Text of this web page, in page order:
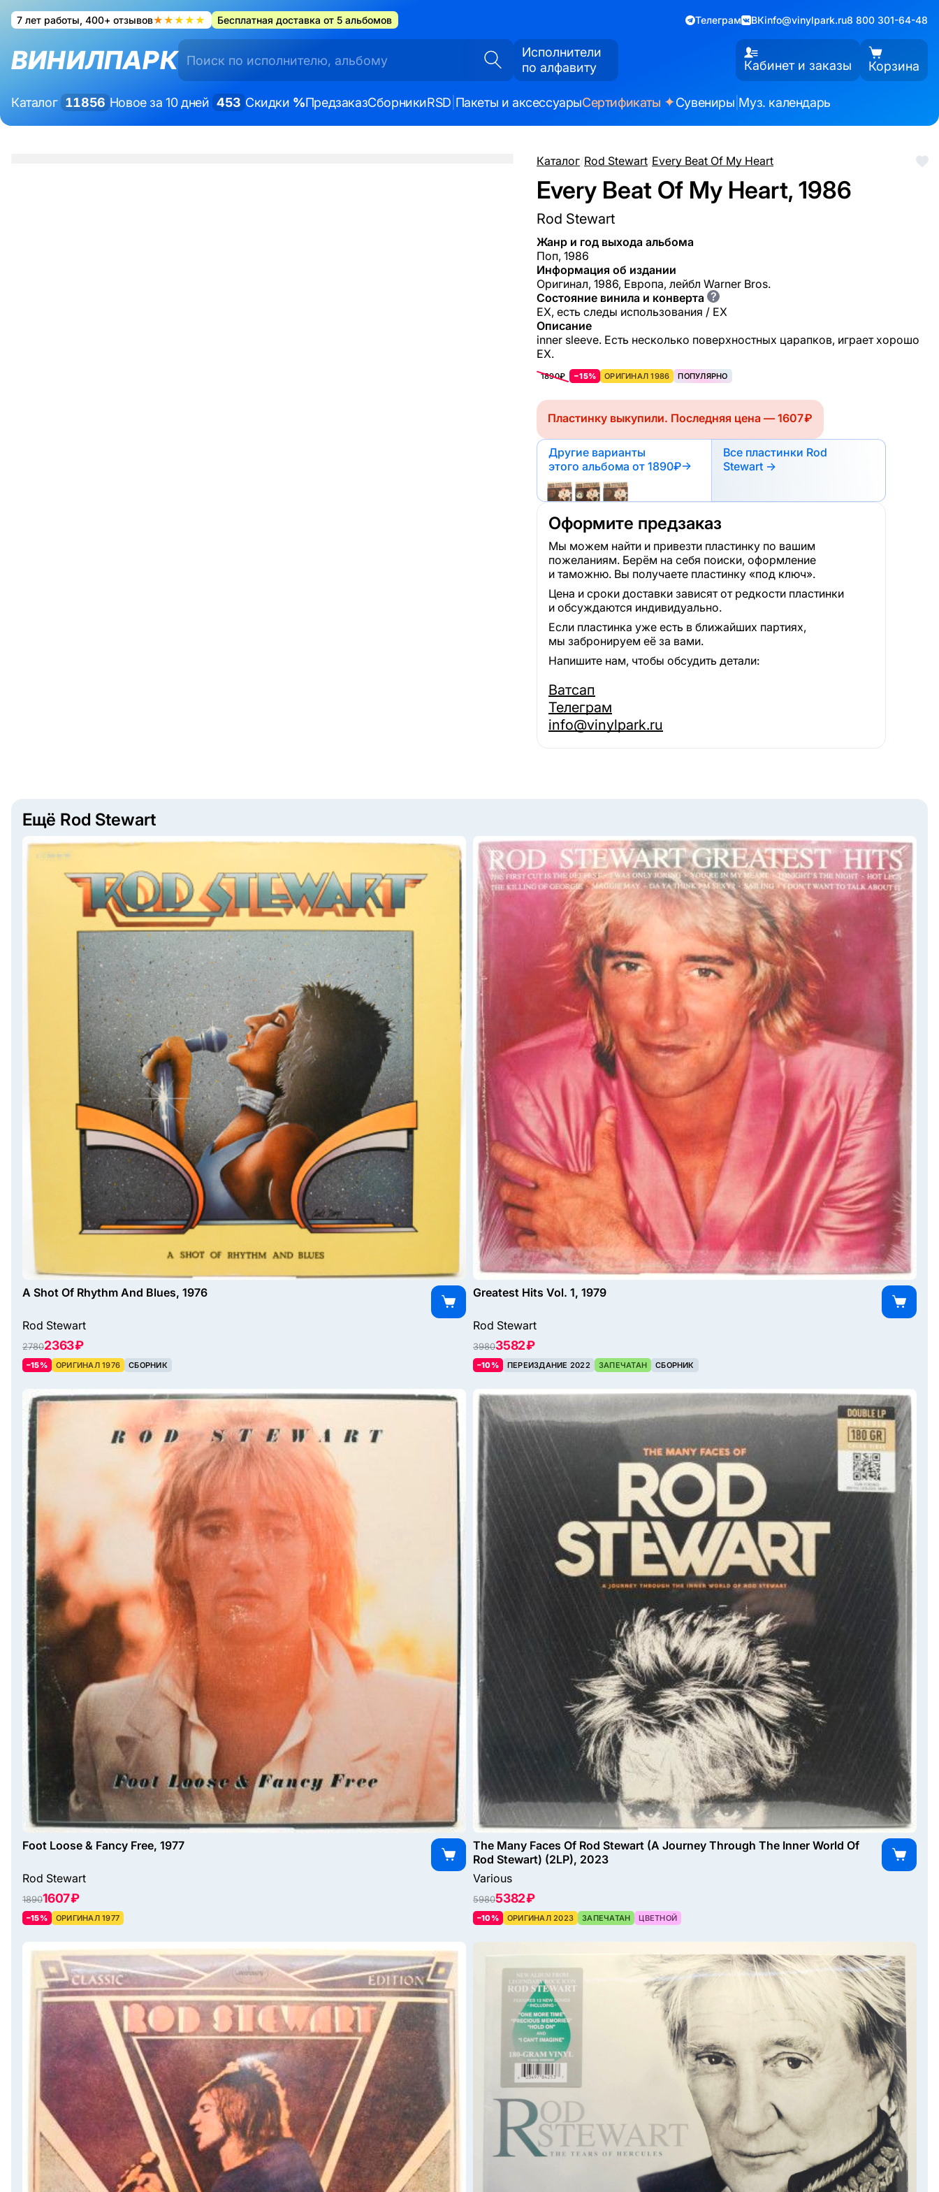
7 лет работы, 400+ отзывов★★★★★ Бесплатная доставка от 5 альбомов Телеграм ВКinfo@vinylpark.ru8 800 301-64-48
ВИНИЛПАРК
Исполнители
по алфавиту
Кабинет и заказы Корзина
Каталог 11856 Новое за 10 дней 453 Скидки %ПредзаказСборникиRSD Пакеты и аксессуарыСертификаты ✦Сувениры Муз. календарь
Каталог/Rod Stewart/Every Beat Of My Heart
Every Beat Of My Heart, 1986
Rod Stewart
Жанр и год выхода альбома
Поп, 1986
Информация об издании
Оригинал, 1986, Европа, лейбл Warner Bros.
Состояние винила и конверта ?
EX, есть следы использования / EX
Описание
inner sleeve. Есть несколько поверхностных царапков, играет хорошо
ЕХ.
1890₽ −15% ОРИГИНАЛ 1986 ПОПУЛЯРНО
Пластинку выкупили. Последняя цена — 1607 ₽
Другие варианты
этого альбома от 1890₽→
Все пластинки Rod
Stewart →
Оформите предзаказ
Мы можем найти и привезти пластинку по вашим
пожеланиям. Берём на себя поиски, оформление
и таможню. Вы получаете пластинку «под ключ».
Цена и сроки доставки зависят от редкости пластинки
и обсуждаются индивидуально.
Если пластинка уже есть в ближайших партиях,
мы забронируем её за вами.
Напишите нам, чтобы обсудить детали:
Ватсап
Телеграм
info@vinylpark.ru
Ещё Rod Stewart
A Shot Of Rhythm And Blues, 1976
Rod Stewart
27802363 ₽
–15% ОРИГИНАЛ 1976 СБОРНИК
Greatest Hits Vol. 1, 1979
Rod Stewart
39803582 ₽
–10% ПЕРЕИЗДАНИЕ 2022 ЗАПЕЧАТАН СБОРНИК
Foot Loose & Fancy Free, 1977
Rod Stewart
18901607 ₽
–15% ОРИГИНАЛ 1977
The Many Faces Of Rod Stewart (A Journey Through The Inner World Of
Rod Stewart) (2LP), 2023
Various
59805382 ₽
–10% ОРИГИНАЛ 2023 ЗАПЕЧАТАН ЦВЕТНОЙ